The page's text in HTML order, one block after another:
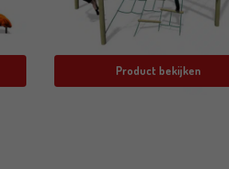
Product bekijken